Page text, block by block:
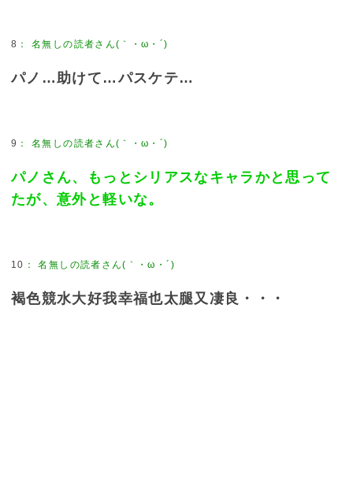
8 ：名無しの読者さん(｀・ω・´)
パノ…助けて…パスケテ…
9 ：名無しの読者さん(｀・ω・´)
パノさん、もっとシリアスなキャラかと思って
たが、意外と軽いな。
10 ：名無しの読者さん(｀・ω・´)
褐色競水大好我幸福也太腿又凄良・・・